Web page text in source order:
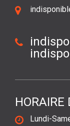
HORAIRE
Lundi-